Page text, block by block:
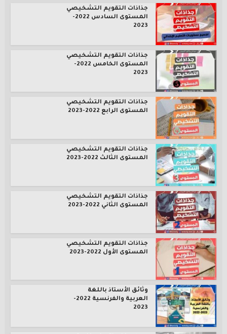
جذاذات التقويم التشخيصي
المستوى السادس 2022-
2023
جذاذات التقويم التشخيصي
المستوى الخامس 2022-
2023
جذاذات التقويم التشخيصي
المستوى الرابع 2022-2023
جذاذات التقويم التشخيصي
المستوى الثالث 2022-2023
جذاذات التقويم التشخيصي
المستوى الثاني 2022-2023
جذاذات التقويم التشخيصي
المستوى الأول 2022-2023
وثائق الأستاذ باللغة
العربية والفرنسية 2022-
2023